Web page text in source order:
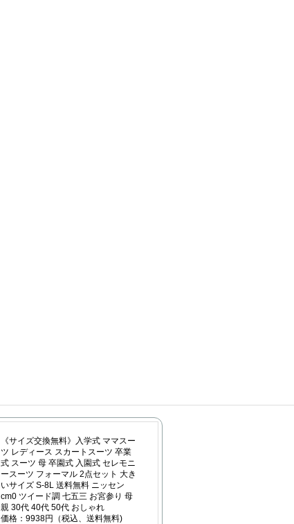
《サイズ交換無料》入学式 ママスー
ツ レディース スカートスーツ 卒業
式 スーツ 母 卒園式 入園式 セレモニ
ースーツ フォーマル 2点セット 大き
いサイズ S-8L 送料無料 ニッセン
cm0 ツイード調 七五三 お宮参り 母
親 30代 40代 50代 おしゃれ
価格：9938円（税込、送料無料)